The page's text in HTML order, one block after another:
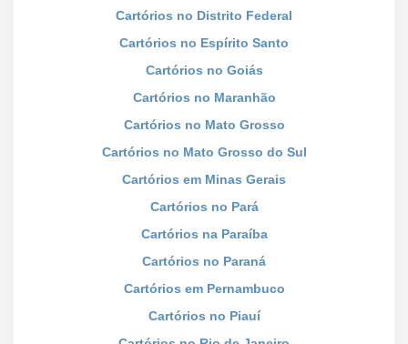
Cartórios no Distrito Federal
Cartórios no Espírito Santo
Cartórios no Goiás
Cartórios no Maranhão
Cartórios no Mato Grosso
Cartórios no Mato Grosso do Sul
Cartórios em Minas Gerais
Cartórios no Pará
Cartórios na Paraíba
Cartórios no Paraná
Cartórios em Pernambuco
Cartórios no Piauí